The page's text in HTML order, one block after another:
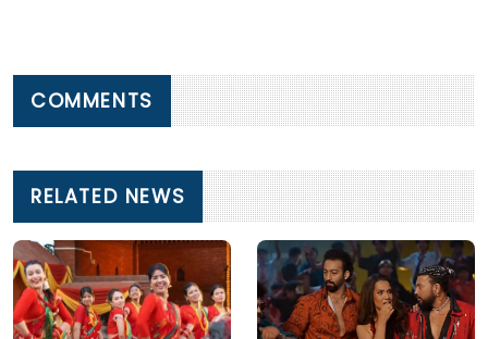
COMMENTS
RELATED NEWS